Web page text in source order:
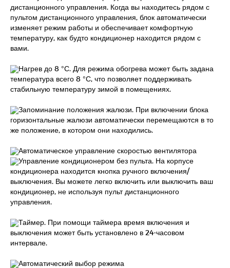
дистанционного управления. Когда вы находитесь рядом с
пультом дистанционного управления, блок автоматически
изменяет режим работы и обеспечивает комфортную
температуру, как будто кондиционер находится рядом с
вами.
Нагрев до 8 °С. Для режима обогрева может быть задана
температура всего 8 °С, что позволяет поддерживать
стабильную температуру зимой в помещениях.
Запоминание положения жалюзи. При включении блока
горизонтальные жалюзи автоматически перемещаются в то
же положение, в котором они находились.
Автоматическое управление скоростью вентилятора
Управление кондиционером без пульта. На корпусе
кондиционера находится кнопка ручного включения/
выключения. Вы можете легко включить или выключить ваш
кондиционер, не используя пульт дистанционного
управления.
Таймер. При помощи таймера время включения и
выключения может быть установлено в 24-часовом
интервале.
Автоматический выбор режима